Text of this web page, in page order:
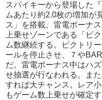
スパイキーから登場した
ムあたり約2.0枚の増加が
ス」を搭載。雷電ボーナ
上乗せゾーンである「ビ
ム数継続する。ビクトリ
ールを停止させ、７や
だ。雷電ボーナス中はハ
せ抽選が行なわれる。ま
すれば大チャンス。レア
もゲーム数上乗せが確定